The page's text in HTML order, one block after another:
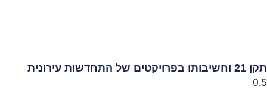
בפרויקטים של התחדשות עירונית